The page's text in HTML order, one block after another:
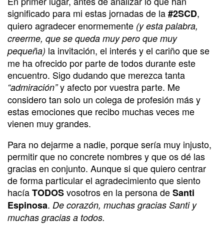
significado para mi estas jornadas de la#2SCD,
quiero agradecer enormemente (y esta palabra,
creerme, que se queda muy pero que muy
pequeña) la invitación, el interés y el cariño que se
me ha ofrecido por parte de todos durante este
encuentro. Sigo dudando que merezca tanta
“admiración”y afecto por vuestra parte. Me
considero tan solo un colega de profesión más y
estas emociones que recibo muchas veces me
vienen muy grandes.
Para no dejarme a nadie, porque sería muy injusto,
permitir que no concrete nombres y que os dé las
gracias en conjunto. Aunque si que quiero centrar
de forma particular el agradecimiento que siento
hacíaTODOSvosotros en la persona deSanti
Espinosa. De corazón, muchas gracias Santi y
muchas gracias a todos.